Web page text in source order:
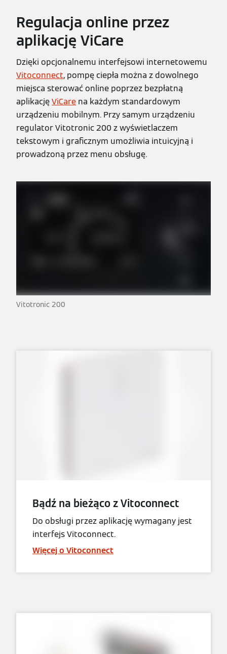
Regulacja online przez
aplikację ViCare
Dzięki opcjonalnemu interfejsowi internetowemu
Vitoconnect, pompę ciepła można z dowolnego
miejsca sterować online poprzez bezpłatną
aplikacjęViCare na każdym standardowym
urządzeniu mobilnym. Przy samym urządzeniu
regulator Vitotronic 200 z wyświetlaczem
tekstowym i graficznym umożliwia intuicyjną i
prowadzoną przez menu obsługę.
Vitotronic 200
Bądź na bieżąco z Vitoconnect
Do obsługi przez aplikację wymagany jest
interfejs Vitoconnect.
Więcej o Vitoconnect